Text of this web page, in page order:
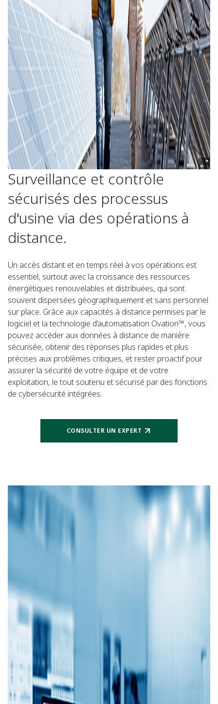
Surveillance et contrôle
sécurisés des processus
d'usine via des opérations à
distance.
Un accès distant et en temps réel à vos opérations est
essentiel, surtout avec la croissance des ressources
énergétiques renouvelables et distribuées, qui sont
souvent dispersées géographiquement et sans personnel
sur place. Grâce aux capacités à distance permises par le
logiciel et la technologie d’automatisation Ovation™, vous
pouvez accéder aux données à distance de manière
sécurisée, obtenir des réponses plus rapides et plus
précises aux problèmes critiques, et rester proactif pour
assurer la sécurité de votre équipe et de votre
exploitation, le tout soutenu et sécurisé par des fonctions
de cybersécurité intégrées.
CONSULTER UN EXPERT